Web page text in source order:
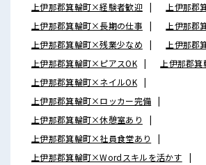
上伊那郡箕輪町×経験者歓迎
上伊那郡
上伊那郡箕輪町×長期の仕事
上伊那郡
上伊那郡箕輪町×残業少なめ
上伊那郡
上伊那郡箕輪町×ピアスOK
上伊那郡
上伊那郡箕輪町×ネイルOK
上伊那郡箕輪町×ロッカー完備
上伊那郡箕輪町×休憩室あり
上伊那郡箕輪町×社員食堂あり
上伊那郡箕輪町×Wordスキルを活かす